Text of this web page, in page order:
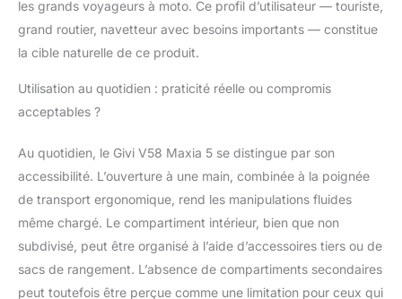
les grands voyageurs à moto. Ce profil d’utilisateur — touriste,
grand routier, navetteur avec besoins importants — constitue
la cible naturelle de ce produit.
Utilisation au quotidien : praticité réelle ou compromis
acceptables ?
Au quotidien, le Givi V58 Maxia 5 se distingue par son
accessibilité. L’ouverture à une main, combinée à la poignée
de transport ergonomique, rend les manipulations fluides
même chargé. Le compartiment intérieur, bien que non
subdivisé, peut être organisé à l’aide d’accessoires tiers ou de
sacs de rangement. L’absence de compartiments secondaires
peut toutefois être perçue comme une limitation pour ceux qui